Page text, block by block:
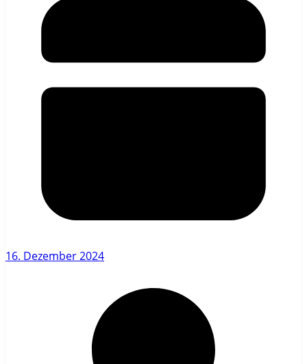
16. Dezember 2024